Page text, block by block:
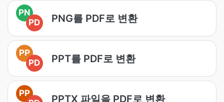
PN
PD
PNG를 PDF로 변환
PP
PD
PPT를 PDF로 변환
PP
PPTX 파일을 PDF로 변환